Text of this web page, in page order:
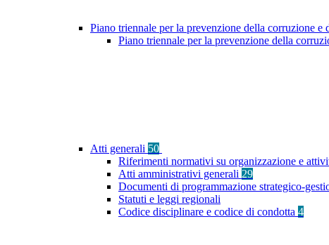
Piano triennale per la prevenzione della corruzione e
Piano triennale per la prevenzione della
Atti generali 50
Riferimenti normativi su organizzazione e
Atti amministrativi generali 29
Documenti di programmazione strategico-
Statuti e leggi regionali
Codice disciplinare e codice di condotta 4